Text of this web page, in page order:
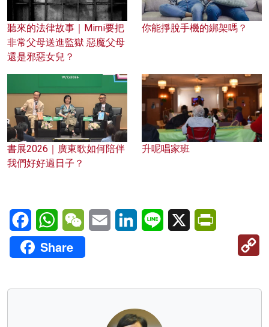
聽來的法律故事｜Mimi要把
非常父母送進監獄 惡魔父母
還是邪惡女兒？
你能掙脫手機的綁架嗎？
書展2026｜廣東歌如何陪伴
我們好好過日子？
升呢唱家班
FacebookWhatsAppWeChatEmail LinkedInLine X
Share